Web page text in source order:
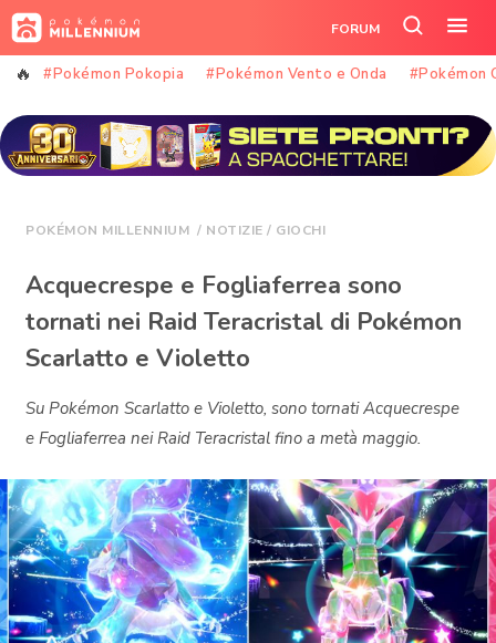
Vai
al
contenuto
FORUM
Cerca
nel il
#Pokémon Pokopia #Pokémon Vento e Onda #Pokémon
POKÉMON MILLENNIUM / NOTIZIE / GIOCHI
Acquecrespe e Fogliaferrea sono
tornati nei Raid Teracristal di Pokémon
Scarlatto e Violetto
Su Pokémon Scarlatto e Violetto, sono tornati Acquecrespe
e Fogliaferrea nei Raid Teracristal fino a metà maggio.